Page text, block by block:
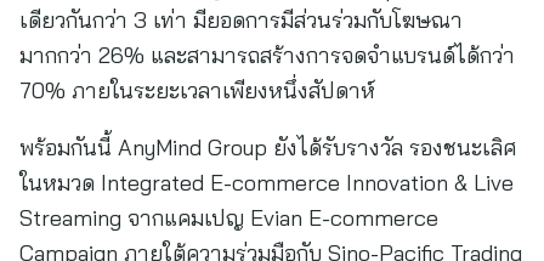
เดียวกันกว่า 3 เท่า มียอดการมีส่วนร่วมกับโฆษณา
มากกว่า 26% และสามารถสร้างการจดจำแบรนด์ได้กว่า
70% ภายในระยะเวลาเพียงหนึ่งสัปดาห์
พร้อมกันนี้ AnyMind Group ยังได้รับรางวัล รองชนะเลิศ
ในหมวด Integrated E-commerce Innovation & Live
Streaming จากแคมเปญ Evian E-commerce
Campaign ภายใต้ความร่วมมือกับ Sino-Pacific Trading